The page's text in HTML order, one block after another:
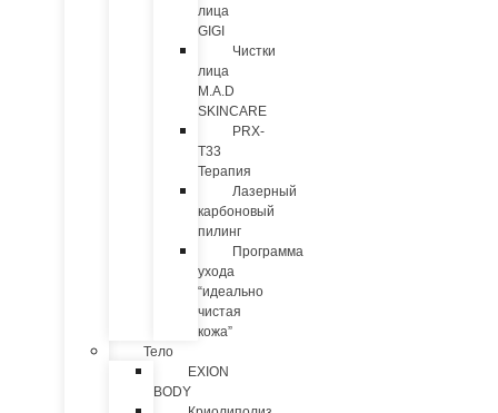
лица
GIGI
Чистки
лица
M.A.D
SKINCARE
PRX-
T33
Терапия
Лазерный
карбоновый
пилинг
Программа
ухода
“идеально
чистая
кожа”
Тело
EXION
BODY